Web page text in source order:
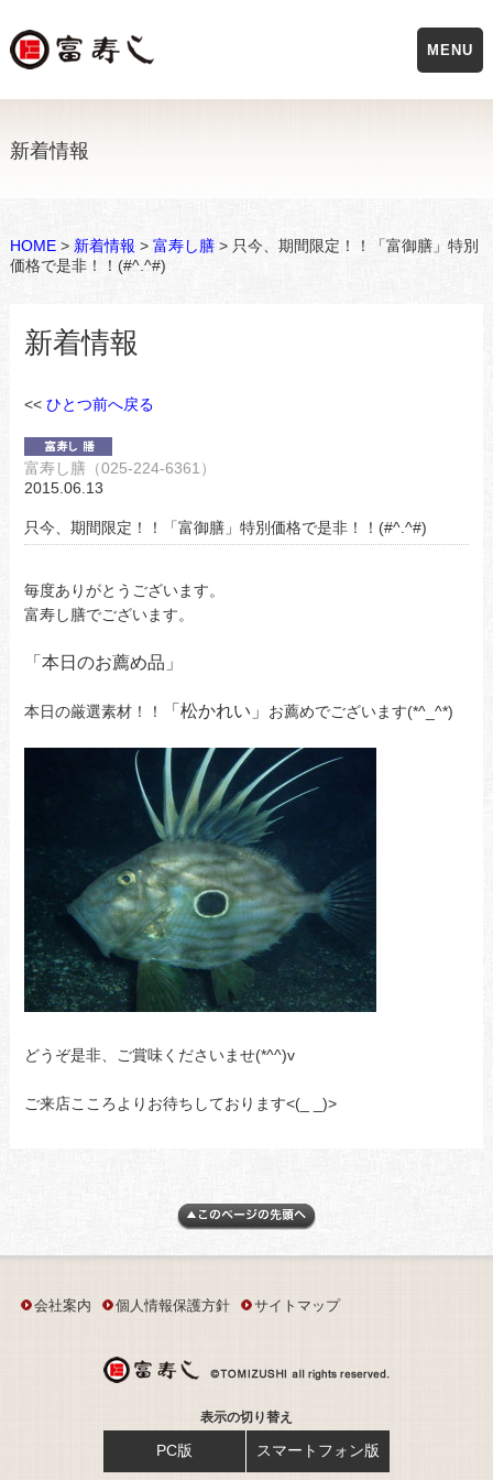
新着情報
HOME> 新着情報 > 富寿し膳> 只今、期間限定！！「富御膳」特別
価格で是非！！(#^.^#)
新着情報
<< ひとつ前へ戻る
富寿し膳（025-224-6361）
2015.06.13
只今、期間限定！！「富御膳」特別価格で是非！！(#^.^#)
毎度ありがとうございます。
富寿し膳でございます。
「本日のお薦め品」
本日の厳選素材！！ 「松かれい」 お薦めでございます(*^_^*)
どうぞ是非、ご賞味くださいませ(*^^)v
ご来店こころよりお待ちしております<(_ _)>
会社案内 個人情報保護方針 サイトマップ
表示の切り替え
PC版 スマートフォン版
MENU